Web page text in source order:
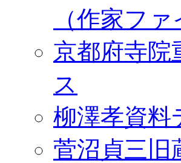
（作家ファ
京都府寺院
ス
柳澤孝資料
菅沼貞三旧